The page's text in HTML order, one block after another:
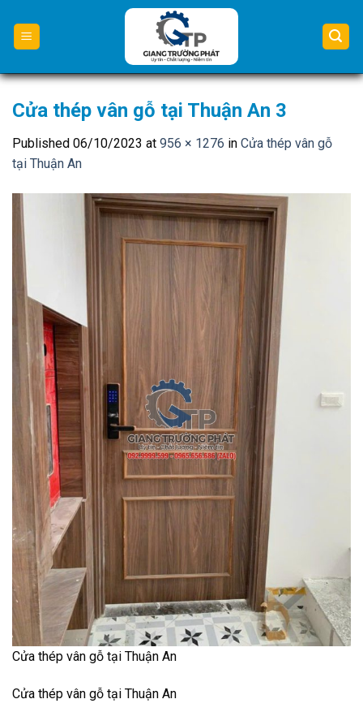
content
Cửa thép vân gỗ tại Thuận An 3
Published 06/10/2023 at 956 × 1276 in Cửa thép vân gỗ
tại Thuận An
Cửa thép vân gỗ tại Thuận An
Cửa thép vân gỗ tại Thuận An